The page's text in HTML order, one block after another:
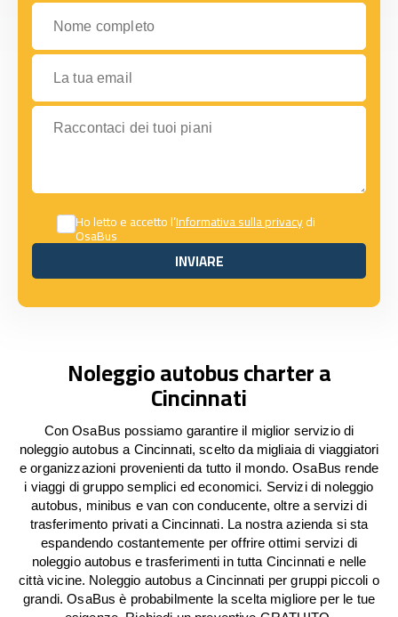
Nome completo
La tua email
Raccontaci dei tuoi piani
Ho letto e accetto l’Informativa sulla privacydi
OsaBus
INVIARE
INVIARE
Noleggio autobus charter a
Cincinnati
Con OsaBus possiamo garantire il miglior servizio di
noleggio autobus a Cincinnati, scelto da migliaia di viaggiatori
e organizzazioni provenienti da tutto il mondo. OsaBus rende
i viaggi di gruppo semplici ed economici. Servizi di noleggio
autobus, minibus e van con conducente, oltre a servizi di
trasferimento privati a Cincinnati. La nostra azienda si sta
espandendo costantemente per offrire ottimi servizi di
noleggio autobus e trasferimenti in tutta Cincinnati e nelle
città vicine. Noleggio autobus a Cincinnati per gruppi piccoli o
grandi. OsaBus è probabilmente la scelta migliore per le tue